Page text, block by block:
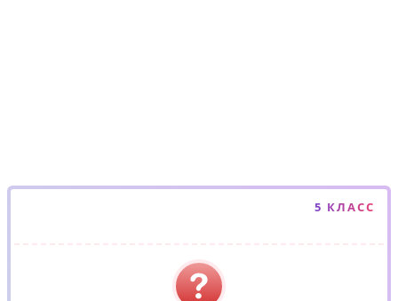
5 КЛАСС